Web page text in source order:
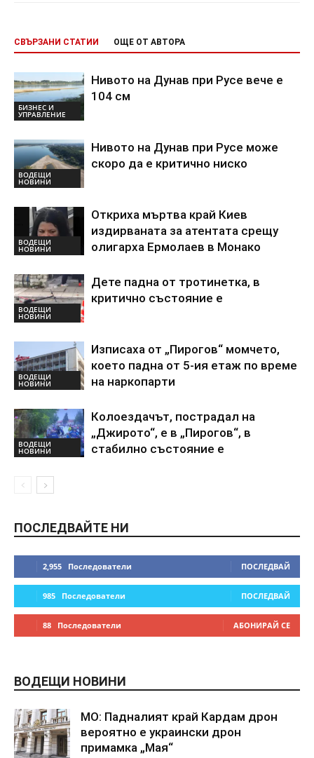
СВЪРЗАНИ СТАТИИ ОЩЕ ОТ АВТОРА
БИЗНЕС И
УПРАВЛЕНИЕ
Нивото на Дунав при Русе вече е
104 см
ВОДЕЩИ
НОВИНИ
Нивото на Дунав при Русе може
скоро да е критично ниско
ВОДЕЩИ
НОВИНИ
Откриха мъртва край Киев
издирваната за атентата срещу
олигарха Ермолаев в Монако
ВОДЕЩИ
НОВИНИ
Дете падна от тротинетка, в
критично състояние е
ВОДЕЩИ
НОВИНИ
Изписаха от „Пирогов“ момчето,
което падна от 5-ия етаж по време
на наркопарти
ВОДЕЩИ
НОВИНИ
Колоездачът, пострадал на
„Джирото“, е в „Пирогов“, в
стабилно състояние е
ПОСЛЕДВАЙТЕ НИ
2,955 Последователи ПОСЛЕДВАЙ
985 Последователи ПОСЛЕДВАЙ
88 Последователи АБОНИРАЙ СЕ
ВОДЕЩИ НОВИНИ
МО: Падналият край Кардам дрон
вероятно е украински дрон
примамка „Мая“